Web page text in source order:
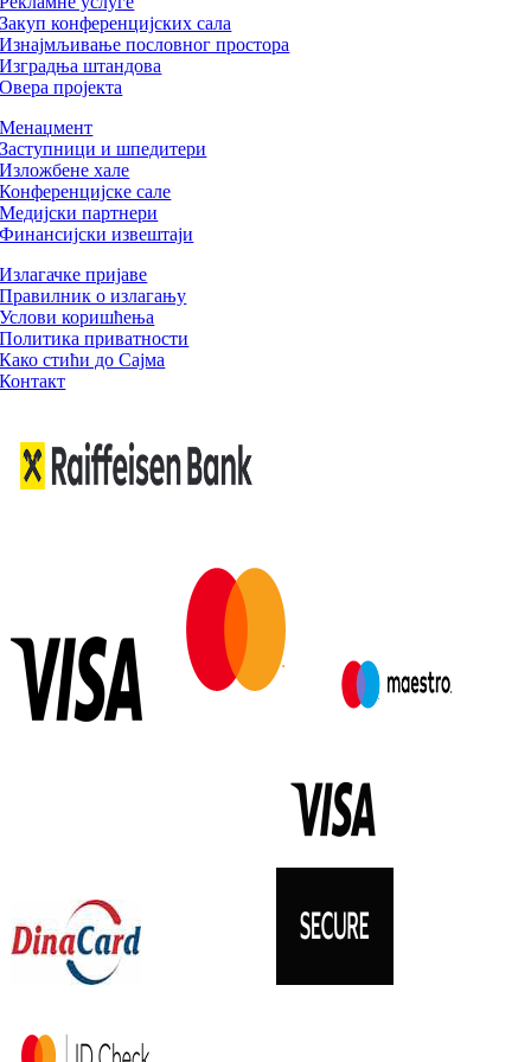
Закуп конференцијских сала
Изнајмљивање пословног простора
Изградња штандова
Овера пројекта
Менаџмент
Заступници и шпедитери
Изложбене хале
Конференцијске сале
Медијски партнери
Финансијски извештаји
Излагачке пријаве
Правилник о излагању
Услови коришћења
Политика приватности
Како стићи до Сајма
Контакт